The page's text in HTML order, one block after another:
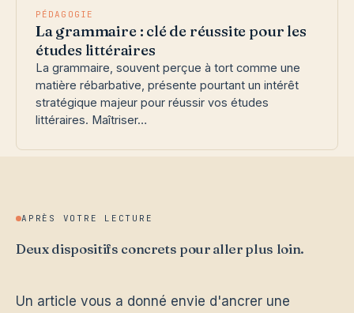
PÉDAGOGIE
La grammaire : clé de réussite pour les
études littéraires
La grammaire, souvent perçue à tort comme une
matière rébarbative, présente pourtant un intérêt
stratégique majeur pour réussir vos études
littéraires. Maîtriser…
APRÈS VOTRE LECTURE
Deux dispositifs concrets pour aller plus loin.
Un article vous a donné envie d'ancrer une